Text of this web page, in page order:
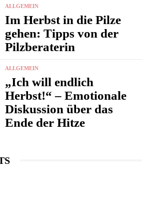
ALLGEMEIN
Im Herbst in die Pilze
gehen: Tipps von der
Pilzberaterin
ALLGEMEIN
„Ich will endlich
Herbst!“ – Emotionale
Diskussion über das
Ende der Hitze